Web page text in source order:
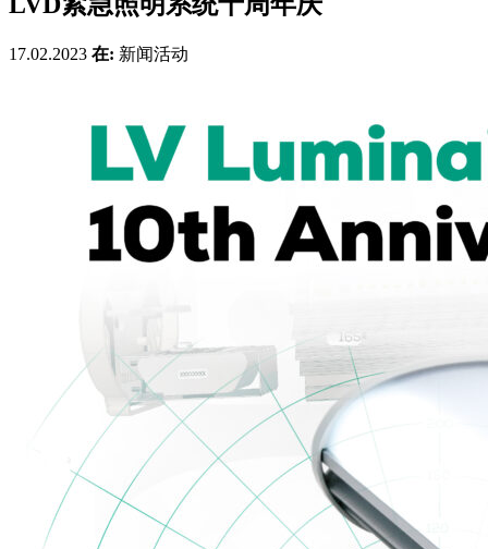
17.02.2023 在: 新闻活动